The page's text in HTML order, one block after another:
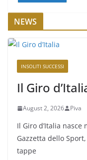
NEWS
INSOLITI SUCCESSI
Il Giro
August 2, 2026 Piva
Il Giro d’Italia nasce
Gazzetta dello
tappe